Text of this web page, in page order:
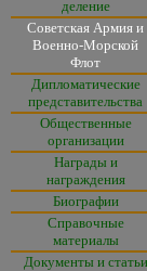
деление
Советская Армия и
Военно-Морской
Флот
Дипломатические
представительства
Общественные
организации
Награды и
награждения
Биографии
Справочные
материалы
Документы и статьи